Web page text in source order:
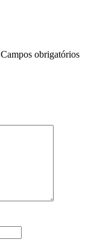
Campos obrigatórios